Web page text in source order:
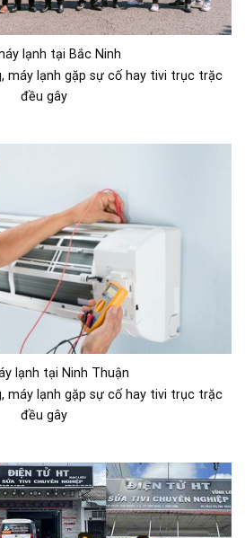
lạnh tại Bắc Ninh
máy lạnh gặp sự cố hay tivi trục trặc
đều gây
lạnh tại Ninh Thuận
máy lạnh gặp sự cố hay tivi trục trặc
đều gây